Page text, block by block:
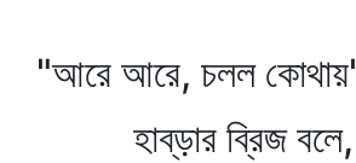
"আরে আরে, চলল কোথায়'
হাব্‌ড়ার ব্রিজ বলে,